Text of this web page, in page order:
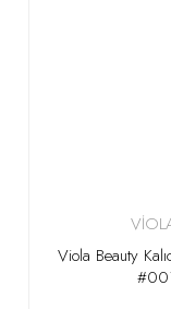
Viola Beauty